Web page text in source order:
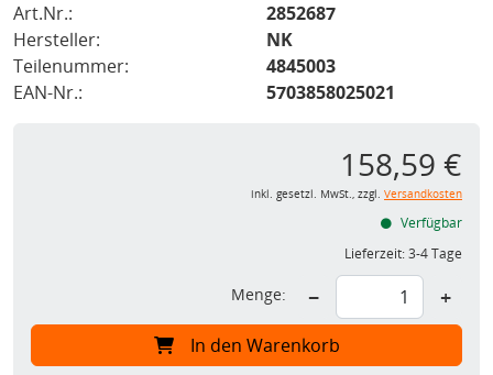
Art.Nr.:
2852687
Hersteller:
NK
Teilenummer:
4845003
EAN-Nr.:
5703858025021
158,59 €
inkl. gesetzl. MwSt., zzgl. Versandkosten
Verfügbar
Lieferzeit:3-4 Tage
Menge: − +
In den Warenkorb